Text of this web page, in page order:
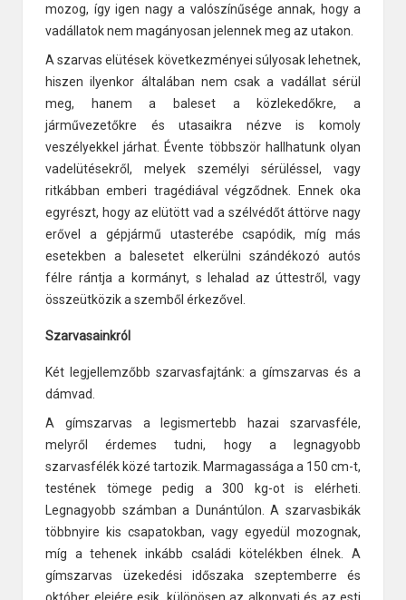
mozog, így igen nagy a valószínűsége annak, hogy a
vadállatok nem magányosan jelennek meg az utakon.
A szarvas elütések következményei súlyosak lehetnek,
hiszen ilyenkor általában nem csak a vadállat sérül
meg, hanem a baleset a közlekedőkre, a
járművezetőkre és utasaikra nézve is komoly
veszélyekkel járhat. Évente többször hallhatunk olyan
vadelütésekről, melyek személyi sérüléssel, vagy
ritkábban emberi tragédiával végződnek. Ennek oka
egyrészt, hogy az elütött vad a szélvédőt áttörve nagy
erővel a gépjármű utasterébe csapódik, míg más
esetekben a balesetet elkerülni szándékozó autós
félre rántja a kormányt, s lehalad az úttestről, vagy
összeütközik a szemből érkezővel.
Szarvasainkról
Két legjellemzőbb szarvasfajtánk: a gímszarvas és a
dámvad.
A gímszarvas a legismertebb hazai szarvasféle,
melyről érdemes tudni, hogy a legnagyobb
szarvasfélék közé tartozik. Marmagassága a 150 cm-t,
testének tömege pedig a 300 kg-ot is elérheti.
Legnagyobb számban a Dunántúlon. A szarvasbikák
többnyire kis csapatokban, vagy egyedül mozognak,
míg a tehenek inkább családi kötelékben élnek. A
gímszarvas üzekedési időszaka szeptemberre és